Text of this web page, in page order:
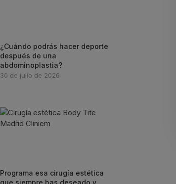
¿Cuándo podrás hacer deporte
después de una
abdominoplastia?
30 de julio de 2026
Programa esa cirugía estética
que siempre has deseado y